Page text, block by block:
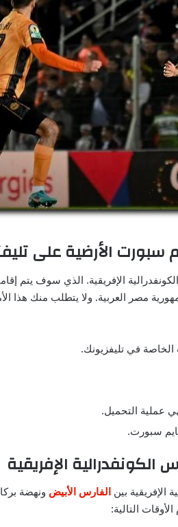
سبورت الأرضية على
الإفريقية. الذي سوف يتم
مصر العربية. ولا يتطلب منك هذا
الخاصة في تليفزيونك.
عملية التحميل.
سبورت.
الإفريقية
الإفريقية بين الفارس الأبيض ونهضة